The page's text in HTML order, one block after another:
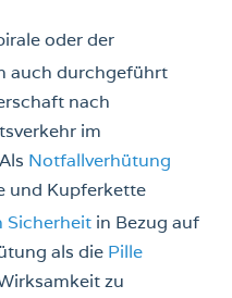
oder der
auch durchgeführt
nach
im
Notfallverhütung
und Kupferkette
Sicherheitin Bezug auf
als die Pille
zu